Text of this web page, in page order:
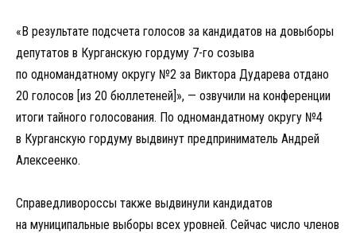
«В результате подсчета голосов за кандидатов на довыборы
депутатов в Курганскую гордуму 7-го созыва
по одномандатному округу №2 за Виктора Дударева отдано
20 голосов [из 20 бюллетеней]», — озвучили на конференции
итоги тайного голосования. По одномандатному округу №4
в Курганскую гордуму выдвинут предприниматель Андрей
Алексеенко.
Справедливороссы также выдвинули кандидатов
на муниципальные выборы всех уровней. Сейчас число членов